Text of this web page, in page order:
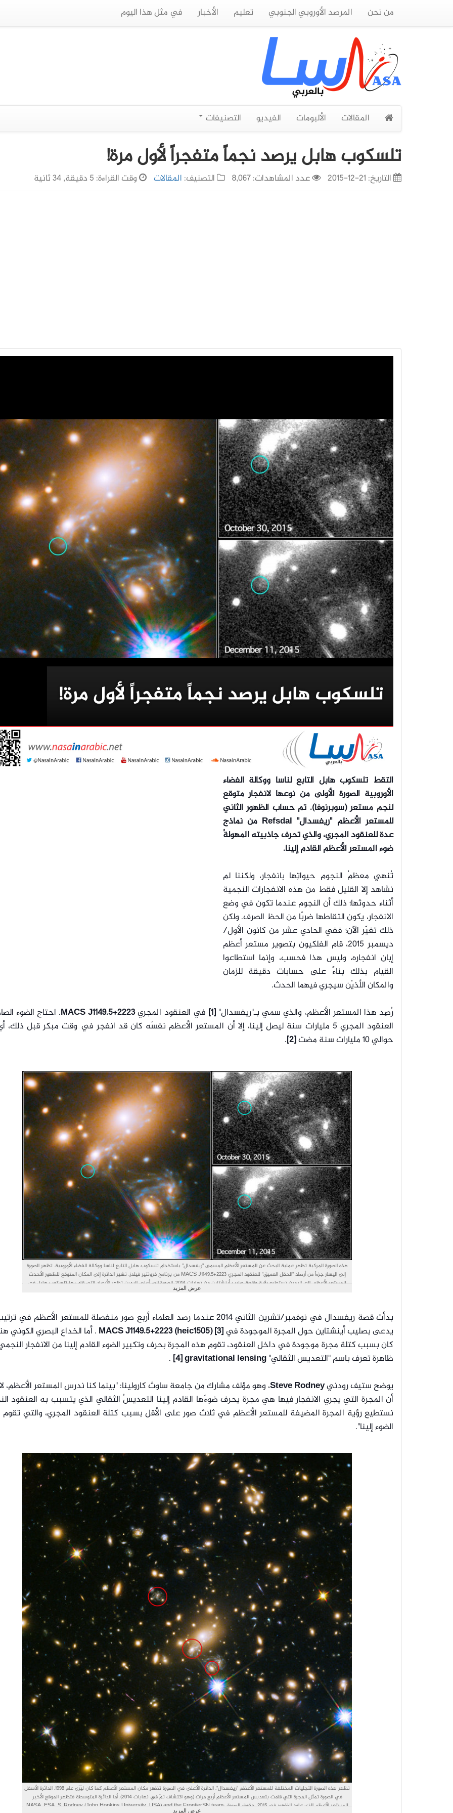
من نحن المرصد الأوروبي الجنوبي تعليم الأخبار في مثل هذا اليوم
المقالات الألبومات الفيديو التصنيفات
تلسكوب هابل يرصد نجماً متفجراً لأول مرة!
التاريخ: 21-12-2015 عدد المشاهدات: 8,067 التصنيف: المقالات وقت القراءة: 5 دقيقة, 34 ثانية
التقط تلسكوب هابل التابع لناسا ووكالة الفضاء
الأوروبية الصورة الأولى من نوعها لانفجار متوقع
لنجم مستعر (سوبرنوفا). تم حساب الظهور الثاني
للمستعر الأعظم "ريفسدال" Refsdal من نماذج
عدة للعنقود المجري، والذي تحرف جاذبيته المهولةُ
ضوء المستعر الأعظم القادم إلينا.
تُنهي معظمُ النجوم حيواتِها بانفجار، ولكننا لم
نشاهد إلا القليل فقط من هذه الانفجارات النجمية
أثناء حدوثها؛ ذلك أن النجوم عندما تكون في وضع
الانفجار، يكون التقاطها ضربًا من الحظ الصرف. ولكن
ذلك تغيّر الآن؛ ففي الحادي عشر من كانون الأول/
ديسمبر 2015، قام الفلكيون بتصوير مستعر أعظم
إبان انفجاره، وليس هذا فحسب، وإنما استطاعوا
القيام بذلك بناءً على حسابات دقيقة للزمان
والمكان اللَّذيْن سيجري فيهما الحدث.
رُصِد هذا المستعر الأعظم، والذي سمي بـ"ريفسدال"[1] في العنقود المجريMACS J1149.5+2223. احتاج الضوء
العنقود المجري 5 مليارات سنة ليصل إلينا، إلا أن المستعر الأعظم نفسَه كان قد انفجر في وقت مبكر قبل
حوالي 10 مليارات سنة مضت
[2]
.
هذه الصورة المركبة تظهر عملية البحث عن المستعر الأعظم المسمى "ريفسدال" باستخدام تلسكوب هابل التابع لناسا ووكالة الفضاء الأوروبية. تظهر الصورة
إلى اليسار جزءاً من أرصاد "الحقل العميق" للعنقود المجري MACS J1149.5+2223 من برنامج فرونتير فيلدز. تشير الدائرة إلى المكان المتوقع للظهور الأحدث
للمستعر الأعظم. إلى اليمين نستطيع رؤية واقعة صليب أينشتاين من نهايات 2014. الصورة إلى أعلى اليمين تظهر الأرصاد التي قام بها تلسكوب هابل في
شهر أكتوبر/تشرين الأول من سنة 2015، وذلك خلال بداية عملية الرصد للكشف عن أحدث ظهور لانفجار المستعر الأعظم. أما الصورة في أسفل اليمين فتظهر
عرض المزيد
بدأت قصة ريفسدال في نوفمبر/تشرين الثاني 2014 عندما رصد العلماء أربع صور منفصلة للمستعر الأعظم في
يدعى بصليب أينشتاين حول المجرة الموجودة في[3] (
MACS J1149.5+2223 (heic1505 . أما الخداع البصري الكوني
كان بسبب كتلة مجرة موجودة في داخل العنقود، تقوم هذه المجرة بحرف وتكبير الضوء القادم إلينا من الانفجار
ظاهرة تعرف باسم "التعديس الثقالي"[4] gravitational lensing
.
يوضح ستيف رودنيSteve Rodney
، وهو مؤلف مشارك من جامعة ساوث كارولينا: "بينما كنا ندرس المستعر الأعظم،
أن المجرة التي يجري الانفجار فيها هي مجرة يحرف ضوءَها القادم إلينا التعديسُ الثقالي الذي يتسبب به العنقود
نستطيع رؤية المجرة المضيفة للمستعر الأعظم في ثلاث صور على الأقل بسبب كتلة العنقود المجري، والتي
الضوء إلينا".
تظهر هذه الصورة التجليات المختلفة للمستعر الأعظم "ريفسدال". الدائرة الأعلى في الصورة تظهر مكان المستعر الأعظم كما كان ليُرَى عام 1998. الدائرة الأسفل
في الصورة تمثل المجرة التي قامت بتعديس المستعر الأعظم أربع مرات (وهو اكتشاف تمّ في نهايات 2014). أما الدائرة المتوسطة فتظهر الموقع الأخير
للمستعر الأعظم الذي عاود الظهور في 2015. حقوق الصورة: NASA, ESA, S. Rodney (John Hopkins University, USA) and the FrontierSN team;
عرض المزيد